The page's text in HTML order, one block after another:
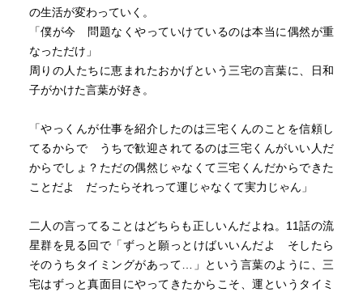
の生活が変わっていく。
「僕が今 問題なくやっていけているのは本当に偶然が重
なっただけ」
周りの人たちに恵まれたおかげという三宅の言葉に、日和
子がかけた言葉が好き。
「やっくんが仕事を紹介したのは三宅くんのことを信頼し
てるからで うちで歓迎されてるのは三宅くんがいい人だ
からでしょ？ただの偶然じゃなくて三宅くんだからできた
ことだよ だったらそれって運じゃなくて実力じゃん」
二人の言ってることはどちらも正しいんだよね。11話の流
星群を見る回で「ずっと願っとけばいいんだよ そしたら
そのうちタイミングがあって…」という言葉のように、三
宅はずっと真面目にやってきたからこそ、運というタイミ